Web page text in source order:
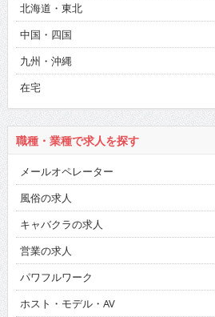
北海道・東北
中国・四国
九州・沖縄
在宅
職種・業種で求人を探す
メールオペレーター
風俗の求人
キャバクラの求人
営業の求人
パワフルワーク
ホスト・モデル・AV